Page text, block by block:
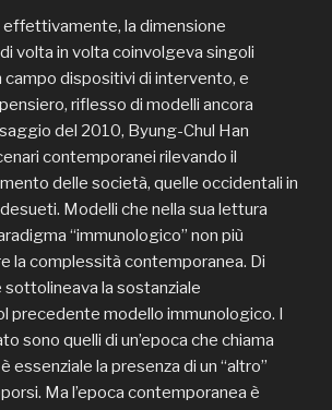
effettivamente, la dimensione
volta in volta coinvolgeva singoli
campo dispositivi di intervento, e
riflesso di modelli ancora
del 2010, Byung-Chul Han
contemporanei rilevando il
delle società, quelle occidentali in
Modelli che nella sua lettura
“immunologico” non più
la complessità contemporanea. Di
sottolineava la sostanziale
precedente modello immunologico. I
sono quelli di un’epoca che chiama
essenziale la presenza di un “altro”
Ma l’epoca contemporanea è